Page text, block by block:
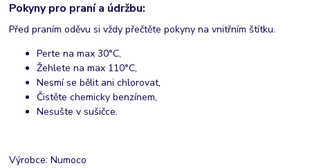
Pokyny pro praní a údržbu:
Před praním oděvu si vždy přečtěte pokyny na vnitřním štítku.
Perte na max 30°C,
Žehlete na max 110°C,
Nesmí se bělit ani chlorovat,
Čistěte chemicky benzínem,
Nesušte v sušičce.
Výrobce: Numoco